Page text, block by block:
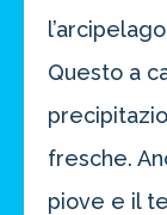
Questo a
fresche.
piove e il